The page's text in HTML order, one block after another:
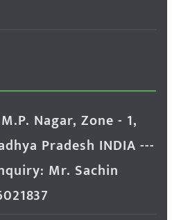
Nagar, Zone - 1,
Pradesh INDIA ---
Mr. Sachin